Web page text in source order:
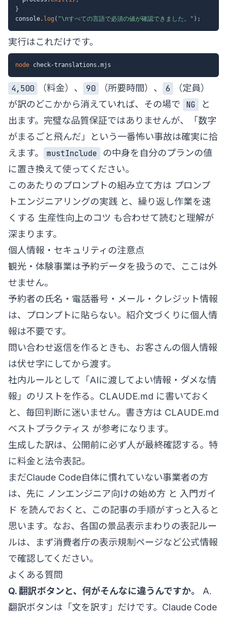
}
console. log ( "\nすべての言語で必須の値が確認できました。" ) ;
実行はこれだけです。
node
4,500 （料金）、 90 （所要時間）、 6
（定員）
が訳のどこかから消えていれば、その場で
NG
と
出ます。完璧な品質保証ではありませんが、「数字
がまるごと飛んだ」という一番怖い事故は確実に拾
えます。
mustInclude
の中身を自分のプランの値
に置き換えて使ってください。
このあたりのプロンプトの組み立て方は プロンプ
トエンジニアリングの実践 と、繰り返し作業を速
くする 生産性向上のコツ も合わせて読むと理解が
深まります。
個人情報・セキュリティの注意点
観光・体験事業は予約データを扱うので、ここは外
せません。
予約者の氏名・電話番号・メール・クレジット情報
は、プロンプトに貼らない。紹介文づくりに個人情
報は不要です。
問い合わせ返信を作るときも、お客さんの個人情報
は伏せ字にしてから渡す。
社内ルールとして「AIに渡してよい情報・ダメな情
報」のリストを作る。CLAUDE.md に書いておく
と、毎回判断に迷いません。書き方は CLAUDE.md
ベストプラクティス が参考になります。
生成した訳は、公開前に必ず人が最終確認する。特
に料金と法令表記。
まだClaude Code自体に慣れていない事業者の方
は、先に ノンエンジニア向けの始め方 と 入門ガイ
ド を読んでおくと、この記事の手順がすっと入ると
思います。なお、各国の景品表示まわりの表記ルー
ルは、まず消費者庁の表示規制ページなど公式情報
で確認してください。
よくある質問
Q. 翻訳ボタンと、何がそんなに違うんですか。
A.
翻訳ボタンは「文を訳す」だけです。Claude Code